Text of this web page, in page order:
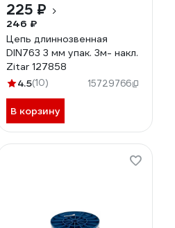
225 ₽
246 ₽
Цепь длиннозвенная
DIN763 3 мм упак. 3м- накл.
Zitar 127858
4.5(10) 15729766
В корзину